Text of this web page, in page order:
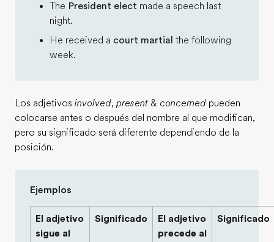
The President elect made a speech last
night.
He received a court martial the following
week.
Los adjetivos involved, present & concerned pueden
colocarse antes o después del nombre al que modifican,
pero su significado será diferente dependiendo de la
posición.
Ejemplos
El adjetivo
sigue al
Significado
El adjetivo
precede al
Significado